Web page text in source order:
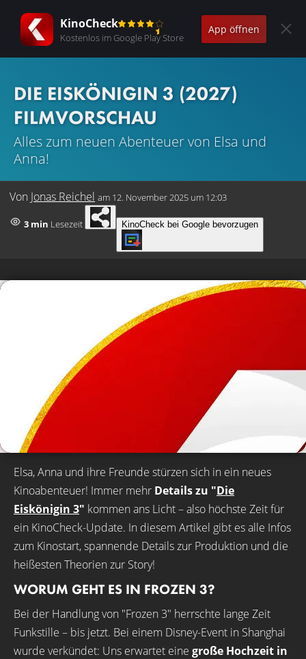
KinoCheck
Kostenlos im Google Play Store
App öffnen
DIE EISKÖNIGIN 3 (2027)
FILMVORSCHAU
Alles zum neuen Abenteuer von Elsa und
Anna!
Von Jonas Reichel am 12. November 2025 um 12:03
3 min Lesezeit KinoCheck bei Google bevorzugen
Elsa, Anna und ihre Freunde stürzen sich in ein neues
Kinoabenteuer! Immer mehr Details zu "Die
Eiskönigin 3" kommen ans Licht – also höchste Zeit für
ein KinoCheck-Update. In diesem Artikel gibt es alle Infos
zum Kinostart, spannende Details zur Produktion und die
heißesten Theorien zur Story!
WORUM GEHT ES IN FROZEN 3?
Bei der Handlung von "Frozen 3" herrschte lange Zeit
Funkstille – bis jetzt. Bei einem Disney-Event in Shanghai
wurde verkündet: Uns erwartet eine große Hochzeit in